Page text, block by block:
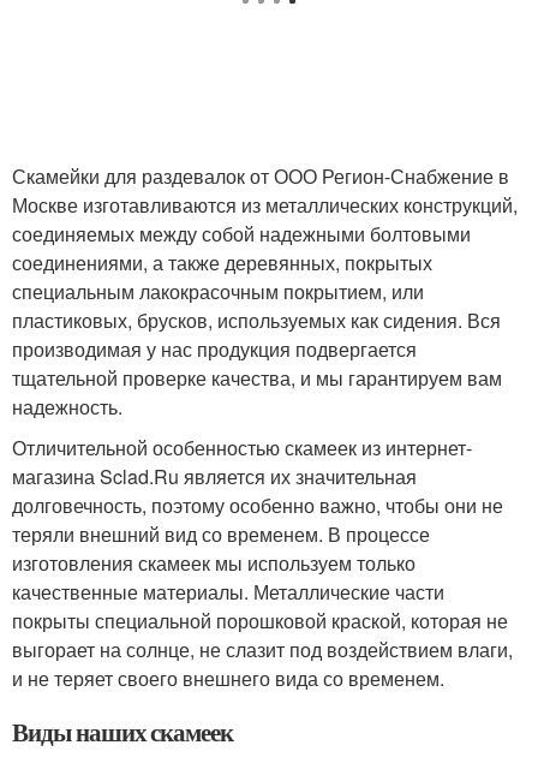
Скамейки для раздевалок от ООО Регион-Снабжение в
Москве изготавливаются из металлических конструкций,
соединяемых между собой надежными болтовыми
соединениями, а также деревянных, покрытых
специальным лакокрасочным покрытием, или
пластиковых, брусков, используемых как сидения. Вся
производимая у нас продукция подвергается
тщательной проверке качества, и мы гарантируем вам
надежность.
Отличительной особенностью скамеек из интернет-
магазина Sclad.Ru является их значительная
долговечность, поэтому особенно важно, чтобы они не
теряли внешний вид со временем. В процессе
изготовления скамеек мы используем только
качественные материалы. Металлические части
покрыты специальной порошковой краской, которая не
выгорает на солнце, не слазит под воздействием влаги,
и не теряет своего внешнего вида со временем.
Виды наших скамеек